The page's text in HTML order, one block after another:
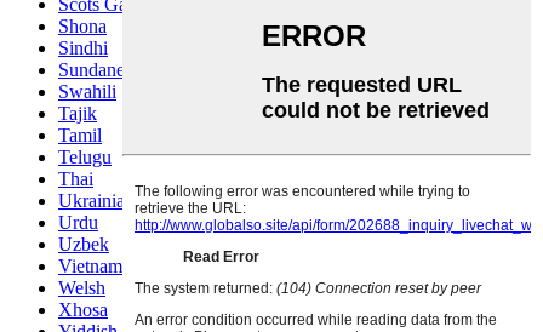
Shona
Sindhi
Sundanese
Swahili
Tajik
Tamil
Telugu
Thai
Ukrainian
Urdu
Uzbek
Vietnamese
Welsh
Xhosa